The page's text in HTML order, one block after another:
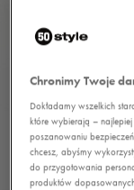
Chronimy Twoje
Dokładamy wszelkich
które wybierają –
poszanowaniu
chcesz, abyśmy
do przygotowania
produktów